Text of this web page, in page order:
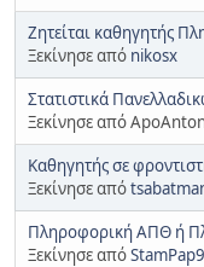
Ζητείται καθηγητής
Ξεκίνησε από nikosx
Στατιστικά
Ξεκίνησε από
Καθηγητής σε
Ξεκίνησε από
Πληροφορική ΑΠΘ ή
Ξεκίνησε από